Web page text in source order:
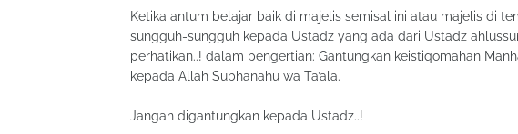
Ketika antum belajar baik di majelis semisal ini atau majelis di
sungguh-sungguh kepada Ustadz yang ada dari Ustadz
perhatikan..! dalam pengertian: Gantungkan keistiqomahan
kepada Allah Subhanahu wa Ta’ala.
Jangan digantungkan kepada Ustadz..!